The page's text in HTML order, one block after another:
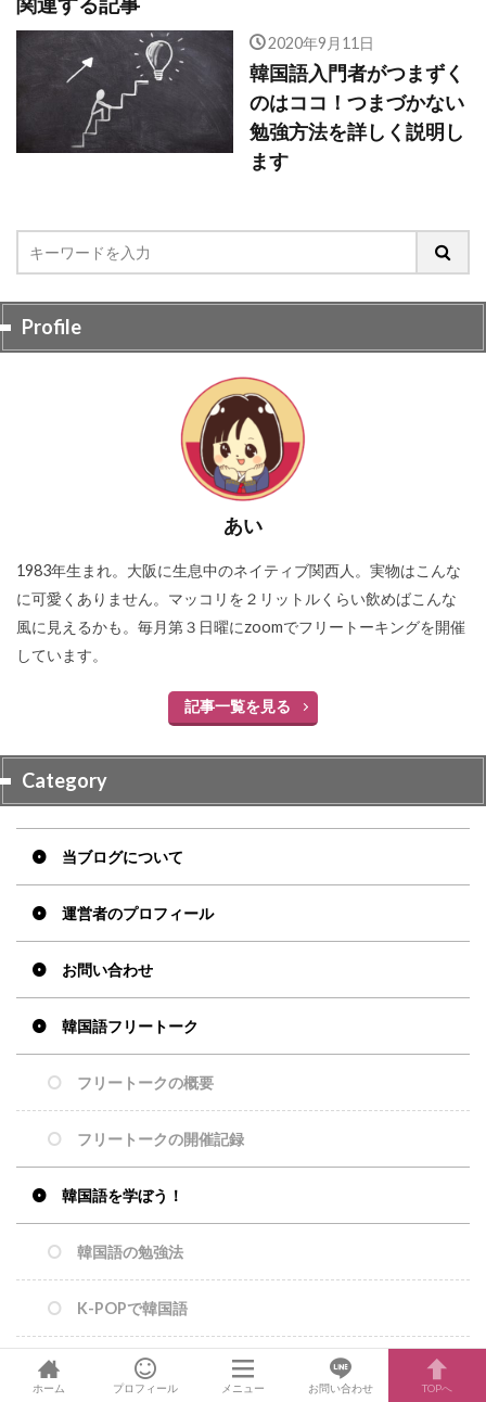
2020年9月11日
韓国語入門者がつまずく
のはココ！つまづかない
勉強方法を詳しく説明し
ます
Profile
あい
1983年生まれ。大阪に生息中のネイティブ関西人。実物はこんな
に可愛くありません。マッコリを２リットルくらい飲めばこんな
風に見えるかも。毎月第３日曜にzoomでフリートーキングを開催
しています。
記事一覧を見る
Category
当ブログについて
運営者のプロフィール
お問い合わせ
韓国語フリートーク
フリートークの概要
フリートークの開催記録
韓国語を学ぼう！
韓国語の勉強法
K-POPで韓国語
ホーム プロフィール メニュー お問い合わせ TOPへ